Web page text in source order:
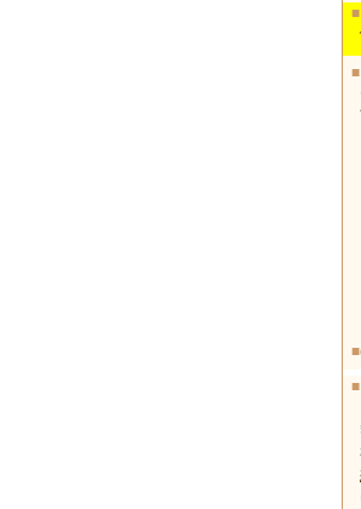
■
■
■
■